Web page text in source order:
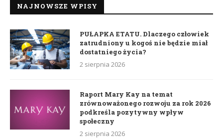
NAJNOWSZE WPISY
PUŁAPKA ETATU. Dlaczego człowiek
zatrudniony u kogoś nie będzie miał
dostatniego życia?
2 sierpnia 2026
Raport Mary Kay na temat
zrównoważonego rozwoju za rok 2026
podkreśla pozytywny wpływ
społeczny
2 sierpnia 2026